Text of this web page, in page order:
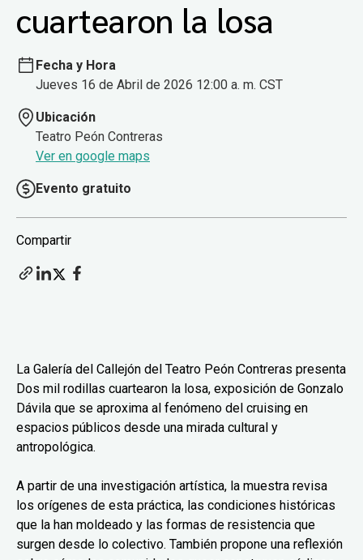
cuartearon la losa
Fecha y Hora
Jueves 16 de Abril de 2026 12:00 a. m. CST
Ubicación
Teatro Peón Contreras
Ver en google maps
Evento gratuito
Compartir
La Galería del Callejón del Teatro Peón Contreras presenta
Dos mil rodillas cuartearon la losa, exposición de Gonzalo
Dávila que se aproxima al fenómeno del cruising en
espacios públicos desde una mirada cultural y
antropológica.
A partir de una investigación artística, la muestra revisa
los orígenes de esta práctica, las condiciones históricas
que la han moldeado y las formas de resistencia que
surgen desde lo colectivo. También propone una reflexión